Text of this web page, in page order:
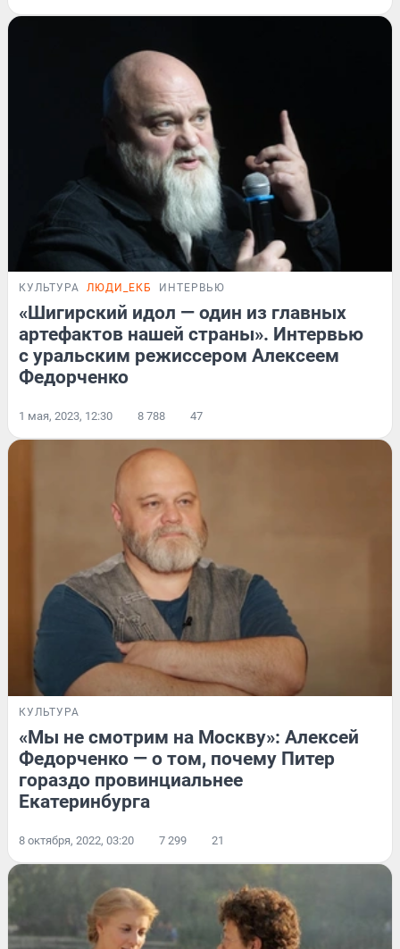
КУЛЬТУРА ЛЮДИ_ЕКБ ИНТЕРВЬЮ
«Шигирский идол — один из главных
артефактов нашей страны». Интервью
с уральским режиссером Алексеем
Федорченко
1 мая, 2023, 12:30 8 788 47
КУЛЬТУРА
«Мы не смотрим на Москву»: Алексей
Федорченко — о том, почему Питер
гораздо провинциальнее
Екатеринбурга
8 октября, 2022, 03:20 7 299 21